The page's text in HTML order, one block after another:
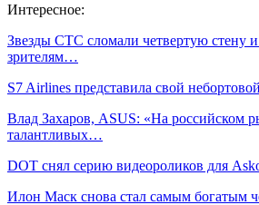
Интересное:
Звезды СТС сломали четвертую стену
зрителям…
S7 Airlines представила свой
Влад Захаров, ASUS: «На российском
талантливых…
DOT снял серию видеороликов для
Илон Маск снова стал самым богатым